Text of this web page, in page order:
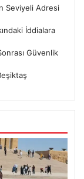
Seviyeli Adresi
İddialara
Güvenlik